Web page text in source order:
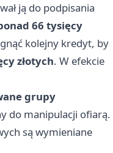
ją do podpisania
66 tysięcy
kolejny kredyt, by
złotych. W efekcie
grupy
do manipulacji ofiarą.
są wymieniane